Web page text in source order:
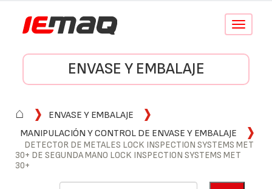
Conmutar
ENVASE Y EMBALAJE
⌂
ENVASE Y EMBALAJE
MANIPULACIÓN Y CONTROL DE ENVASE Y EMBALAJE
DETECTOR DE METALES LOCK INSPECTION SYSTEMS MET
30+ DE SEGUNDA MANO LOCK INSPECTION SYSTEMS MET
30+